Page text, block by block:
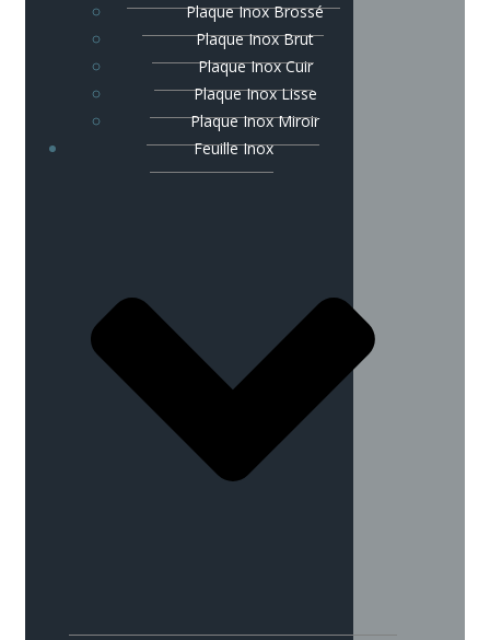
Plaque Inox Brossé
Plaque Inox Brut
Plaque Inox Cuir
Plaque Inox Lisse
Plaque Inox Miroir
Feuille Inox